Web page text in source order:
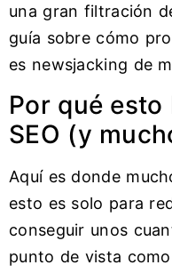
una gran filtración
guía sobre cómo
es newsjacking de
Por qué esto
SEO (y
Aquí es donde
esto es solo para
conseguir unos
punto de vista